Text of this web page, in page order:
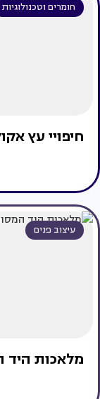
חומרים וטכנולוגיות
חיפויי עץ
עיצוב פנים
מלאכות היד